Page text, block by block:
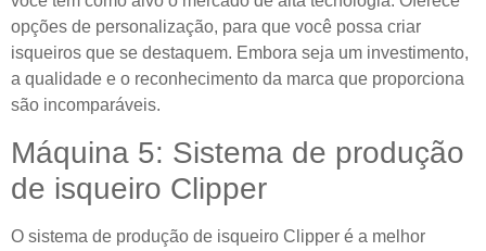
opções de personalização, para que você possa criar
isqueiros que se destaquem. Embora seja um investimento,
a qualidade e o reconhecimento da marca que proporciona
são incomparáveis.
Máquina 5: Sistema de produção
de isqueiro Clipper
O sistema de produção de isqueiro Clipper é a melhor